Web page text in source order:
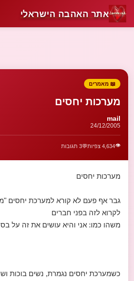
אתר האהבה הישראלי
📖 מאמרים
מערכות יחסים
mail
24/12/2005
👁️4,634 צפיות 💬3 תגובות
מערכות יחסים
גבר אף פעם לא קורא למערכת יחסים
לקרוא לזה בפני חברים
משהו כמו: אני והיא עושים את זה על
כשמערכת יחסים נגמרת, נשים בוכות